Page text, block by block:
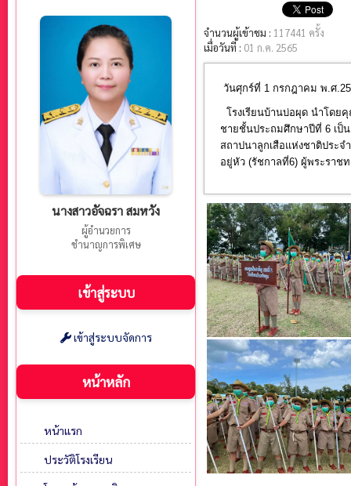
นางสาวอัจฉรา สมหวัง
ผู้อำนวยการ
ชำนาญการพิเศษ
เข้าสู่ระบบ
เข้าสู่ระบบจัดการ
หน้าหลัก
หน้าแรก
ประวัติโรงเรียน
จำนวนผู้เข้าชม : 117441 ครั้ง
เมื่อวันที่ : 01 ก.ค. 2565
วันศุกร์ที่ 1 กรกฎาคม พ.ศ
โรงเรียนบ้านบ่อผุด นำโด
ชายชั้นประถมศึกษาปีที่ 6 เป็
สถาปนาลูกเสือแห่งชาติประจ
อยู่หัว (รัชกาลที่6) ผู้พระราช